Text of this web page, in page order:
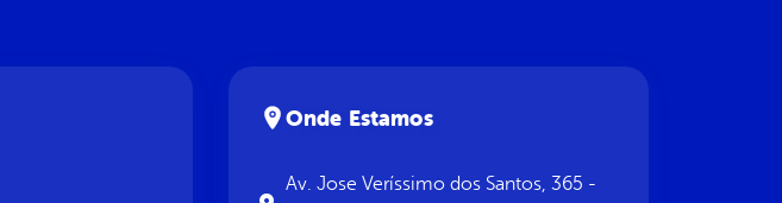
Onde Estamos
Av. Jose Veríssimo dos Santos, 365 -